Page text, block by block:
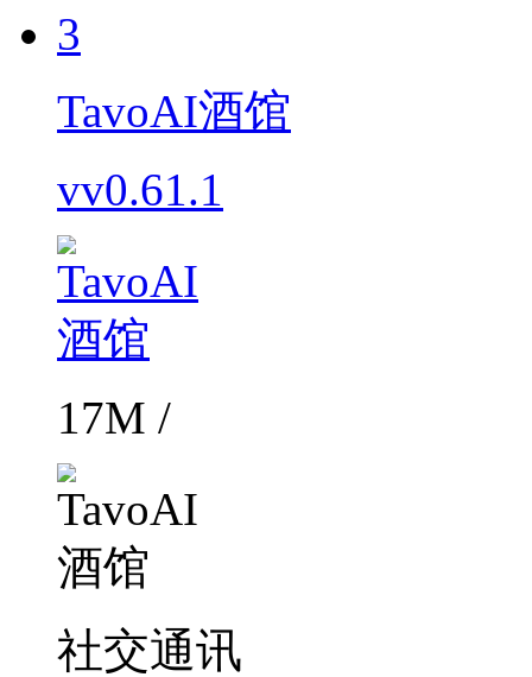
3
TavoAI酒馆
vv0.61.1
17M /
社交通讯